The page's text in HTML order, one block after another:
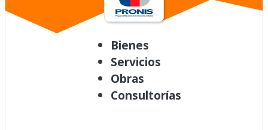
Bienes
Servicios
Obras
Consultorías